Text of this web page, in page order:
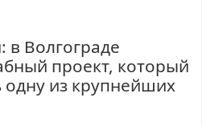
в Волгограде
проект, который
одну из крупнейших